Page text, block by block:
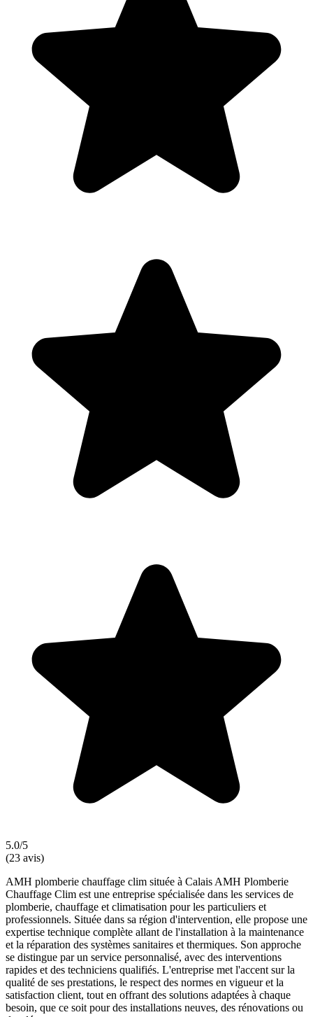
5.0/5
(23 avis)
AMH plomberie chauffage clim située à Calais AMH Plomberie
Chauffage Clim est une entreprise spécialisée dans les services de
plomberie, chauffage et climatisation pour les particuliers et
professionnels. Située dans sa région d'intervention, elle propose une
expertise technique complète allant de l'installation à la maintenance
et la réparation des systèmes sanitaires et thermiques. Son approche
se distingue par un service personnalisé, avec des interventions
rapides et des techniciens qualifiés. L'entreprise met l'accent sur la
qualité de ses prestations, le respect des normes en vigueur et la
satisfaction client, tout en offrant des solutions adaptées à chaque
besoin, que ce soit pour des installations neuves, des rénovations ou